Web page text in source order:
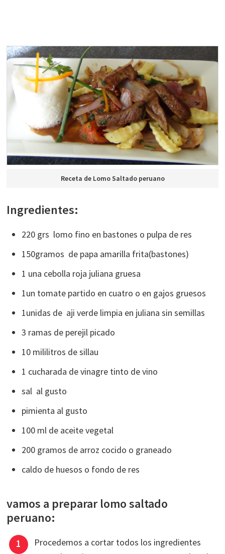
Receta de Lomo Saltado peruano
Ingredientes:
220 grs lomo fino en bastones o pulpa de res
150gramos de papa amarilla frita(bastones)
1 una cebolla roja juliana gruesa
1un tomate partido en cuatro o en gajos gruesos
1unidas de aji verde limpia en juliana sin semillas
3 ramas de perejil picado
10 mililitros de sillau
1 cucharada de vinagre tinto de vino
sal al gusto
pimienta al gusto
100 ml de aceite vegetal
200 gramos de arroz cocido o graneado
caldo de huesos o fondo de res
vamos a preparar lomo saltado
peruano:
Procedemos a cortar todos los ingredientes